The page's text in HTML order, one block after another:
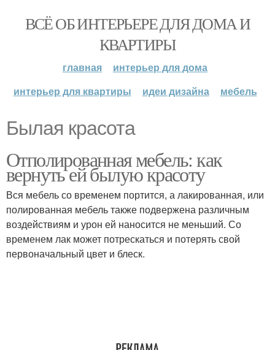
ВСЁ ОБ ИНТЕРЬЕРЕ ДЛЯ ДОМА И
КВАРТИРЫ
главная
интерьер для дома
интерьер для квартиры
идеи дизайна мебель
Былая красота
Отполированная мебель: как
вернуть ей былую красоту
Вся мебель со временем портится, а лакированная, или
полированная мебель также подвержена различным
воздействиям и урон ей наносится не меньший. Со
временем лак может потрескаться и потерять свой
первоначальный цвет и блеск.